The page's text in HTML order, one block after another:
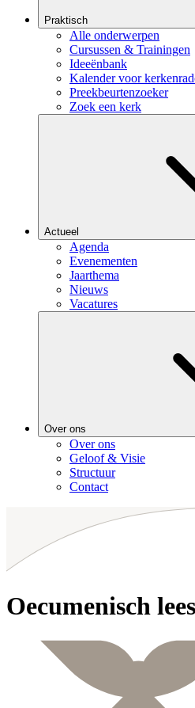
Praktisch
Alle onderwerpen
Cursussen & Trainingen
Ideeënbank
Kalender voor
Preekbeurtenzoeker
Zoek een kerk
Actueel
Agenda
Evenementen
Jaarthema
Nieuws
Vacatures
Over ons
Over ons
Geloof & Visie
Structuur
Contact
Oecumenisch